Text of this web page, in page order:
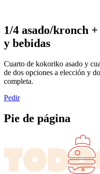
1/4 asado/kronch
y bebidas
Cuarto de kokoriko asado y
de dos opciones a elección y
completa.
Pedir
Pie de página